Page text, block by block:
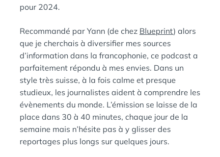
pour 2024.
Recommandé par Yann (de chez Blueprint) alors
que je cherchais à diversifier mes sources
d’information dans la francophonie, ce podcast a
parfaitement répondu à mes envies. Dans un
style très suisse, à la fois calme et presque
studieux, les journalistes aident à comprendre les
évènements du monde. L’émission se laisse de la
place dans 30 à 40 minutes, chaque jour de la
semaine mais n’hésite pas à y glisser des
reportages plus longs sur quelques jours.